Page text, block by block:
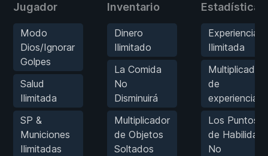
Jugador
Modo
Dios/Ignorar
Golpes
Salud
Ilimitada
SP &
Municiones
Ilimitadas
Inventario
Dinero
Ilimitado
La Comida
No
Disminuirá
Multiplicador
de Objetos
Soltados
Estadísticas
Experiencia
Ilimitada
Multiplicador
de
experiencia
Los Puntos
de Habilidad
No